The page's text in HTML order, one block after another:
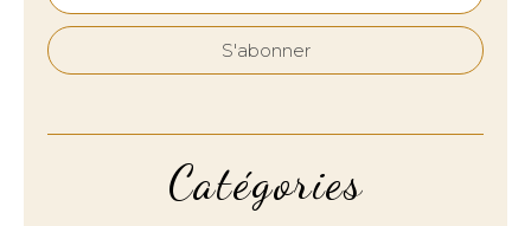
Catégories